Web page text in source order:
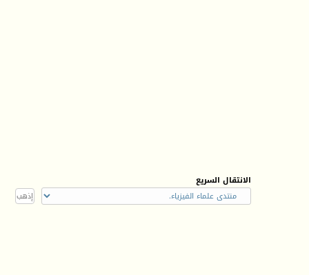
الانتقال السريع